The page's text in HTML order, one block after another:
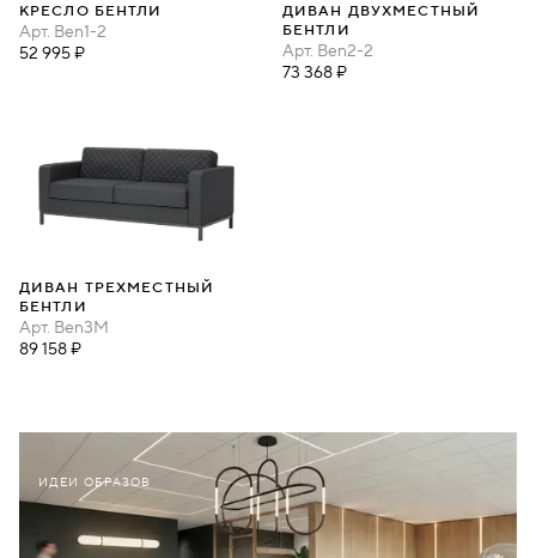
КРЕСЛО БЕНТЛИ
Арт. Ben1-2
52 995 ₽
ДИВАН ДВУХМЕСТНЫЙ
БЕНТЛИ
Арт. Ben2-2
73 368 ₽
ДИВАН ТРЕХМЕСТНЫЙ
БЕНТЛИ
Арт. Ben3M
89 158 ₽
ИДЕИ ОБРАЗОВ